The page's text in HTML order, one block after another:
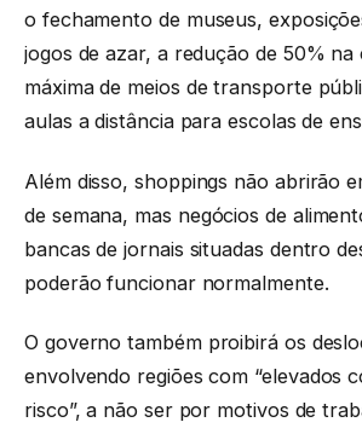
o fechamento de museus,
jogos de azar, a redução de 50% na
máxima de meios de transporte
aulas a distância para escolas de
Além disso, shoppings não abrirão
de semana, mas negócios de
bancas de jornais situadas dentro
poderão funcionar normalmente.
O governo também proibirá os
envolvendo regiões com “elevados
risco”, a não ser por motivos de